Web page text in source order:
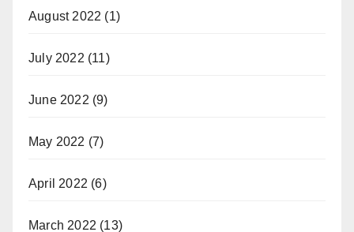
August 2022 (1)
July 2022 (11)
June 2022 (9)
May 2022 (7)
April 2022 (6)
March 2022 (13)